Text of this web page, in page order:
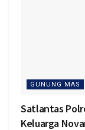
GUNUNG MAS
Satlantas
Keluarga